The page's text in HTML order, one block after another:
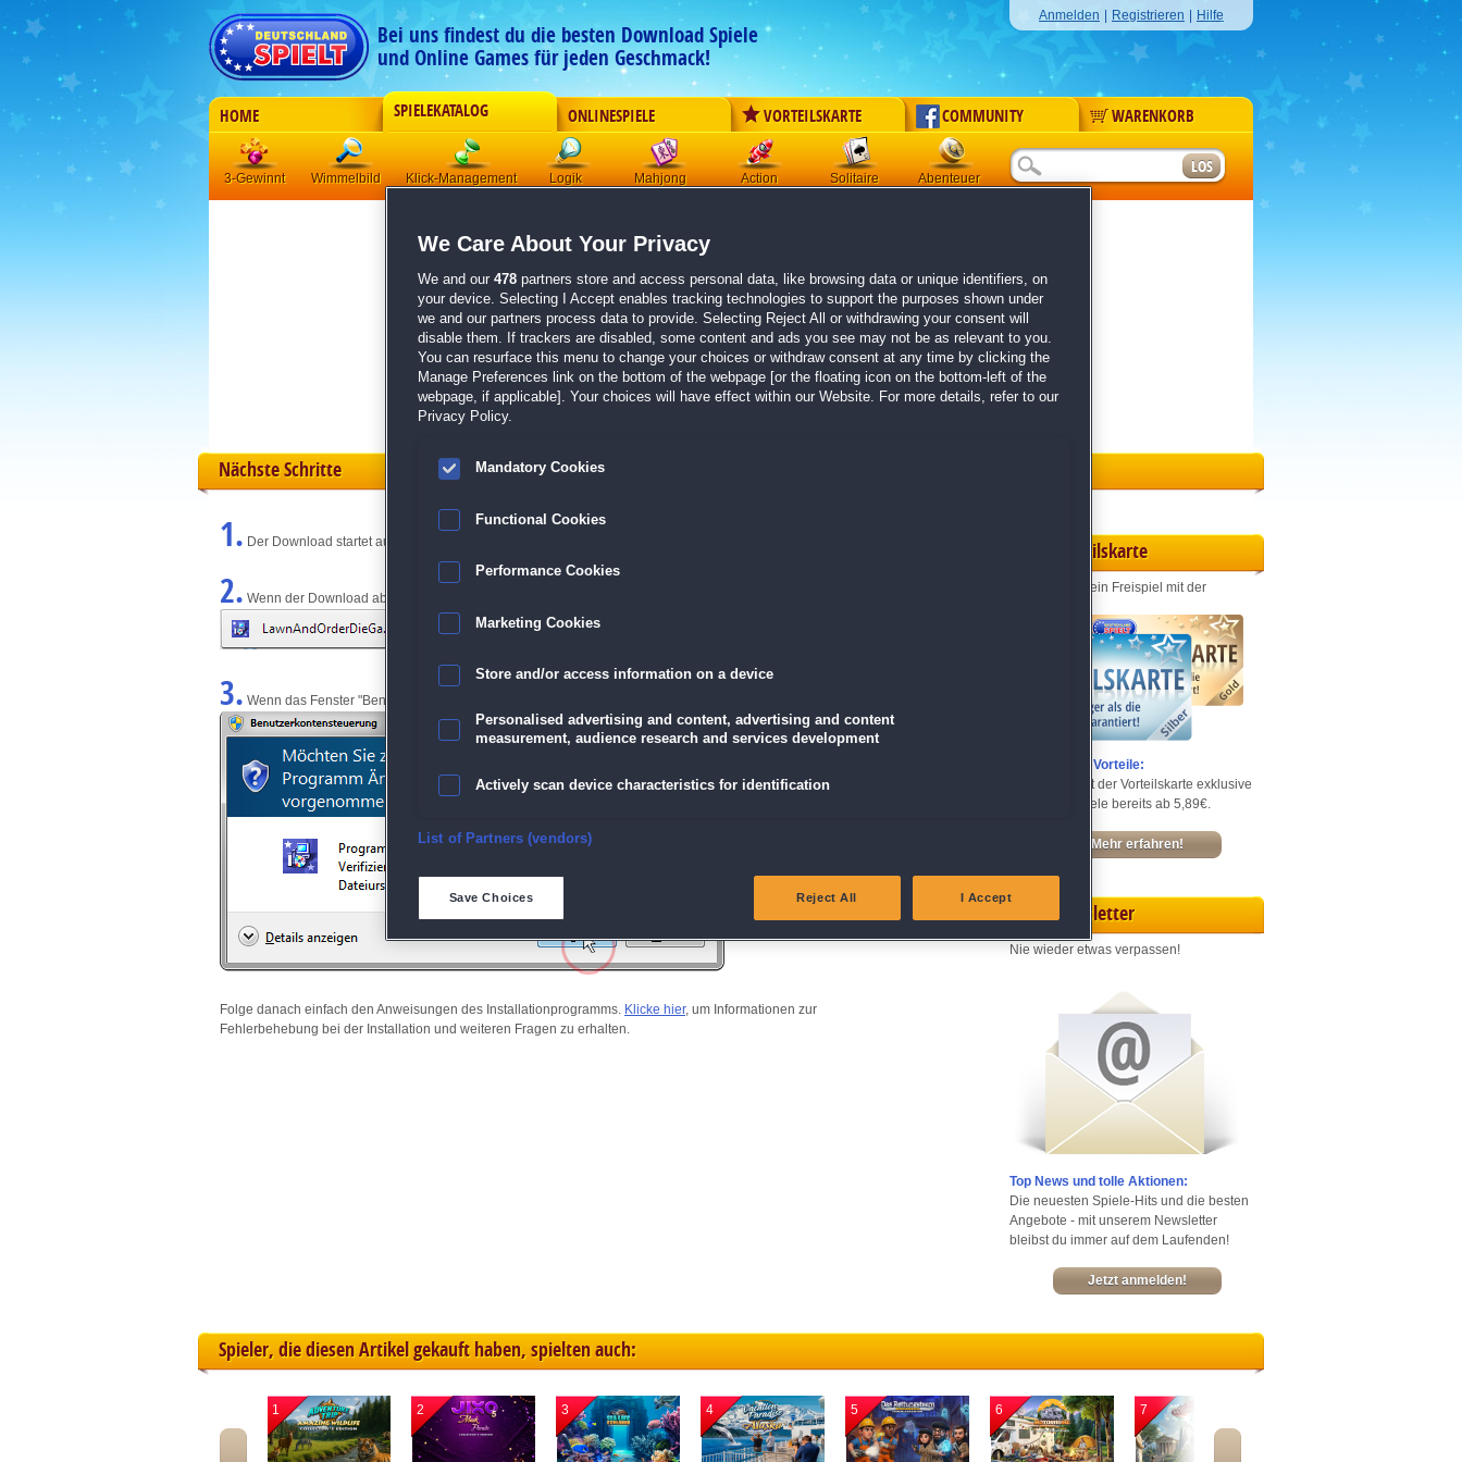
Bei uns findest du die besten Download Spiele
und Online Games für jeden Geschmack!
Anmelden Registrieren Hilfe
HOME SPIELEKATALOG ONLINESPIELE VORTEILSKARTE COMMUNITY WARENKORB
3-Gewinnt Wimmelbild Klick-Management Logik Mahjong Action Solitaire Abenteuer
Der Download wird automatisch gestartet für:
Lost Artifacts: Frozen Queen
Größe 225.7 MB
Einen Moment bitte, dein Spiel wird in5 Sekundenbereitgestellt...
Falls der Download nicht automatisch startet,klicke bitte hier.
Zurück zur Gamepage
Nächste Schritte
1. Der Download startet automatisch und wird am unteren Rand des Browserfensters angezeigt.
2. Wenn der Download abgeschlossen ist, klicke einfach auf die Datei.
3. Wenn das Fenster "Benutzerkontensteuerung" angezeigt wird, klicke auf "Ja" (Bei Windows Vista "Fortsetzen").
Folge danach einfach den Anweisungen des Installationprogramms. Klicke hier, um Informationen zur
Fehlerbehebung bei der Installation und weiteren Fragen zu erhalten.
Vorteilskarte
Jeden Monat ein Freispiel mit der
Entdecke die Vorteile:
Sichere dir mit der Vorteilskarte exklusive
Rabatte – Spiele bereits ab 5,89€.
Mehr erfahren!
Newsletter
Nie wieder etwas verpassen!
Top News und tolle Aktionen:
Die neuesten Spiele-Hits und die besten
Angebote - mit unserem Newsletter
bleibst du immer auf dem Laufenden!
Jetzt anmelden!
Spieler, die diesen Artikel gekauft haben, spielten auch:
1 2 3 4 5 6 7
We Care About Your Privacy
We and our 478 partners store and access personal data, like browsing data or unique identifiers, on
your device. Selecting I Accept enables tracking technologies to support the purposes shown under
we and our partners process data to provide. Selecting Reject All or withdrawing your consent will
disable them. If trackers are disabled, some content and ads you see may not be as relevant to you.
You can resurface this menu to change your choices or withdraw consent at any time by clicking the
Manage Preferences link on the bottom of the webpage [or the floating icon on the bottom-left of the
webpage, if applicable]. Your choices will have effect within our Website. For more details, refer to our
Privacy Policy.
Mandatory Cookies
Functional Cookies
Performance Cookies
Marketing Cookies
Store and/or access information on a device
Personalised advertising and content, advertising and content
measurement, audience research and services development
Actively scan device characteristics for identification
Ensure security, prevent and detect fraud, and fix errors
Match and combine data from other data sources
List of Partners (vendors)
Save Choices Reject All I Accept